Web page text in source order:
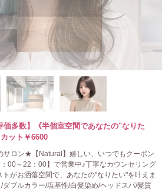
多数】《半個室空間であなたの"なりた
ット￥6600
サロン★【Natural】嬉しい、いつでもクーポン
00～22：00】で営業中♪丁寧なカウンセリング
がお洒落空間で、あなたの"なりたい"を叶えま
ブルカラー/塩基性/白髪染め/ヘッドスパ/髪質